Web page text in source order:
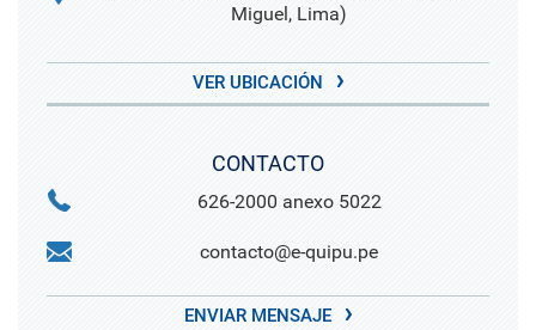
Miguel, Lima)
VER UBICACIÓN
CONTACTO
626-2000 anexo 5022
contacto@e-quipu.pe
ENVIAR MENSAJE